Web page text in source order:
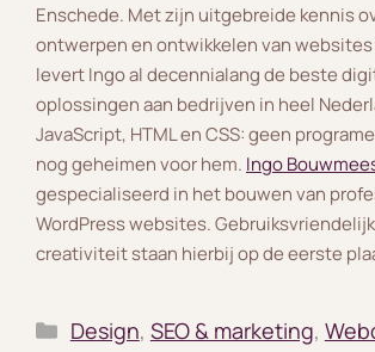
Enschede. Met zijn uitgebreide kennis
ontwerpen en ontwikkelen van
levert Ingo al decennialang de beste
oplossingen aan bedrijven in heel
JavaScript, HTML en CSS: geen
nog geheimen voor hem. Ingo
gespecialiseerd in het bouwen van
WordPress websites.
creativiteit staan hierbij op de eerste
Categorieën
Design, SEO & marketing,